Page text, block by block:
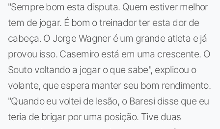
"Sempre bom esta disputa. Quem estiver melhor
tem de jogar. É bom o treinador ter esta dor de
cabeça. O Jorge Wagner é um grande atleta e já
provou isso. Casemiro está em uma crescente. O
Souto voltando a jogar o que sabe", explicou o
volante, que espera manter seu bom rendimento.
"Quando eu voltei de lesão, o Baresi disse que eu
teria de brigar por uma posição. Tive duas